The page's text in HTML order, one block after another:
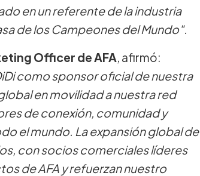
en un referente de la industria
de los Campeones del Mundo".
Officer de AFA, afirmó:
como sponsor oficial de nuestra
en movilidad a nuestra red
de conexión, comunidad y
el mundo. La expansión global de
con socios comerciales líderes
de AFA y refuerzan nuestro